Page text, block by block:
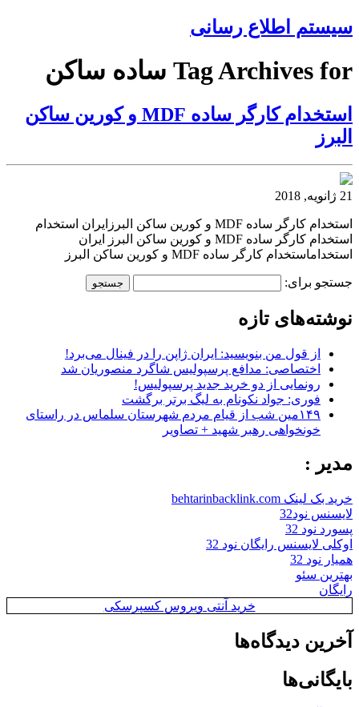
سیستم اطلاع رسانی
Tag Archives for ساده ساکن
استخدام کارگر ساده MDF و کورین ساکن
البرز
21 ژانویه, 2018
استخدام کارگر ساده MDF و کورین ساکن البرزایران استخدام
استخدام کارگر ساده MDF و کورین ساکن البرز ایران
استخداماستخدام کارگر ساده MDF و کورین ساکن البرز
جستجو برای:
نوشته‌های تازه
از قول من بنویسید: ایران ژاپن را در فینال می‌برد!
اختصاصی: مدافع پرسپولیس شاگرد منصوریان شد
رونمایی از دو خرید جدید پرسپولیس!
فوری: جواد نکونام به لیگ برتر برگشت
۱۴۹مین شب از قیام مردم شهرستان سلماس در راستای
خونخواهی رهبر شهید + تصاویر
مدیر :
خرید بک لینک behtarinbacklink.com
لایسنس نود32
پسورد نود 32
اوکلی لایسنس رایگان نود 32
همیار نود 32
بهترین سئو
رایگان
خرید آنتی ویروس کسپرسکی
آخرین دیدگاه‌ها
بایگانی‌ها